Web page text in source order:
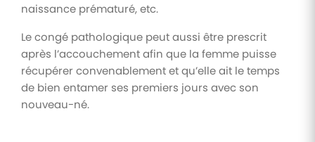
naissance prématuré, etc.
Le congé pathologique peut aussi être prescrit
après l’accouchement afin que la femme puisse
récupérer convenablement et qu’elle ait le temps
de bien entamer ses premiers jours avec son
nouveau-né.